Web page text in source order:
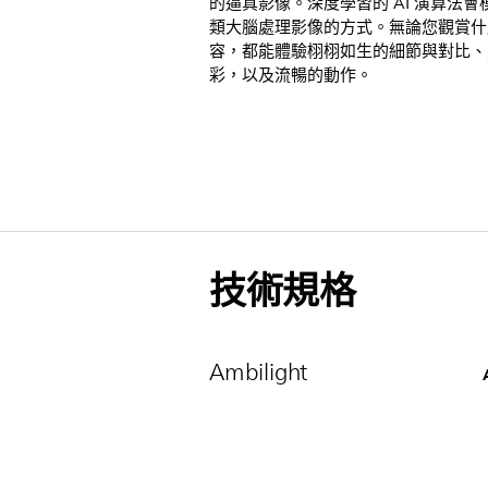
類大腦處理影像的方式。無論您觀賞
容，都能體驗栩栩如生的細節與對比
彩，以及流暢的動作。
技術規格
Ambilight